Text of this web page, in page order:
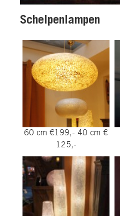
Schelpenlampen
60 cm €199,- 40 cm €
125,-